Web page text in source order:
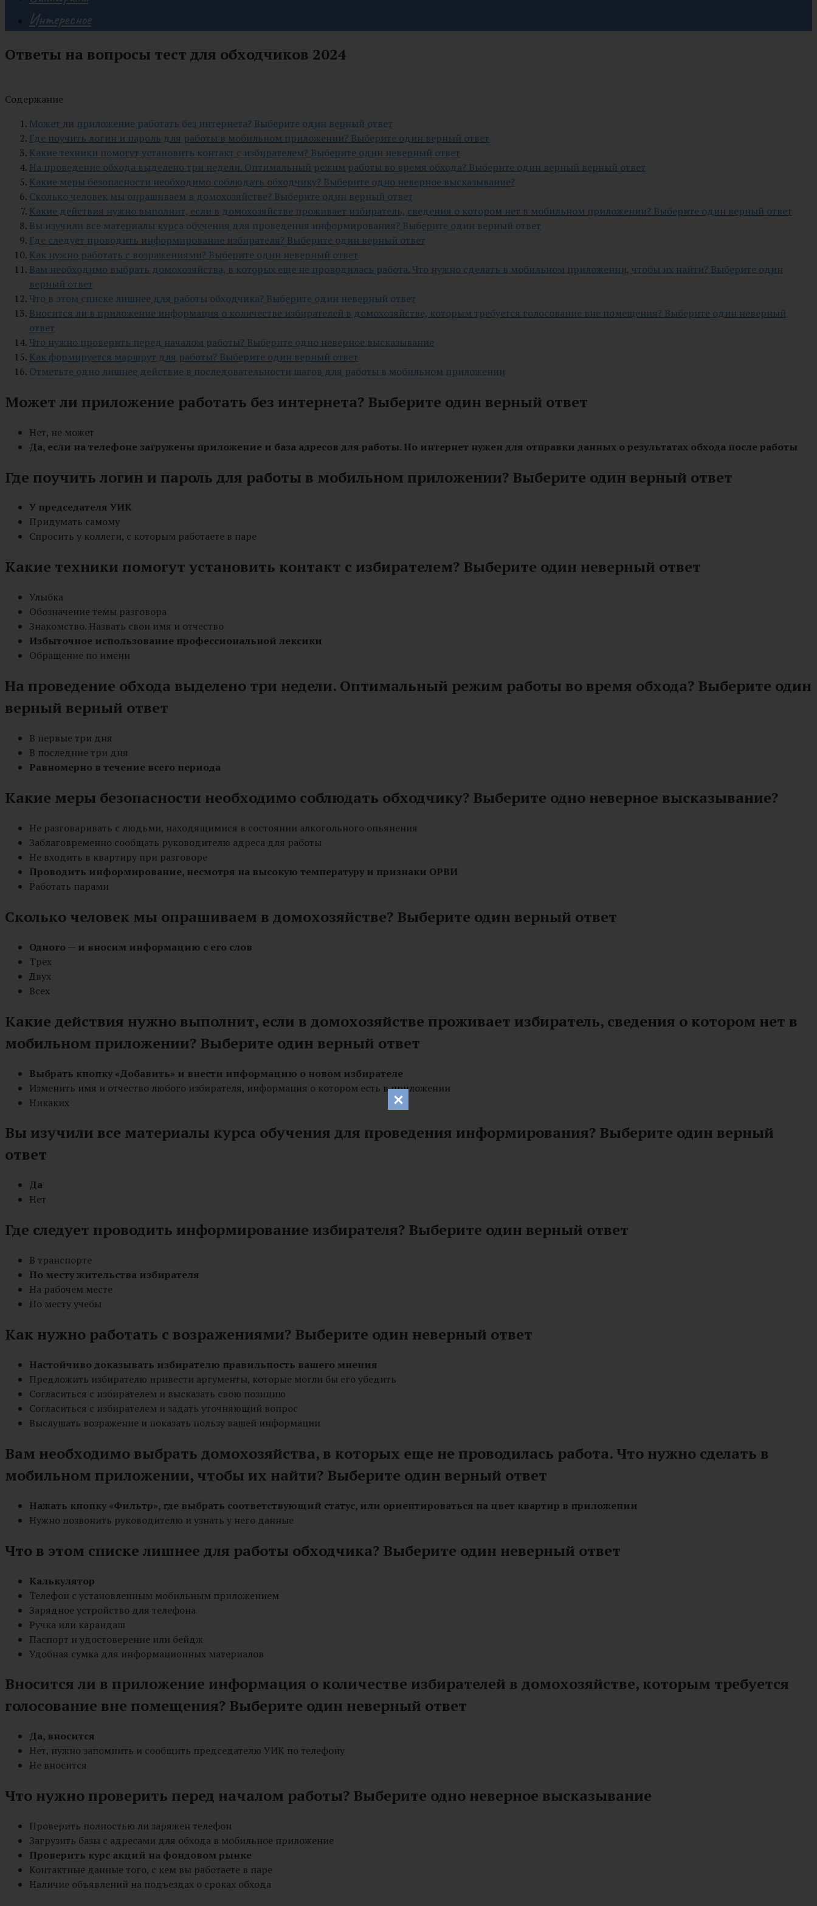
Интересное
Ответы на вопросы тест для обходчиков 2024
Содержание
Может ли приложение работать без интернета? Выберите один верный ответ
Где поучить логин и пароль для работы в мобильном приложении? Выберите один верный ответ
Какие техники помогут установить контакт с избирателем? Выберите один неверный ответ
На проведение обхода выделено три недели. Оптимальный режим работы во время обхода? Выберите один верный верный ответ
Какие меры безопасности необходимо соблюдать обходчику? Выберите одно неверное высказывание?
Сколько человек мы опрашиваем в домохозяйстве? Выберите один верный ответ
Какие действия нужно выполнит, если в домохозяйстве проживает избиратель, сведения о котором нет в мобильном приложении? Выберите один верный ответ
Вы изучили все материалы курса обучения для проведения информирования? Выберите один верный ответ
Где следует проводить информирование избирателя? Выберите один верный ответ
Как нужно работать с возражениями? Выберите один неверный ответ
Вам необходимо выбрать домохозяйства, в которых еще не проводилась работа. Что нужно сделать в мобильном приложении, чтобы их найти? Выберите один
верный ответ
Что в этом списке лишнее для работы обходчика? Выберите один неверный ответ
Вносится ли в приложение информация о количестве избирателей в домохозяйстве, которым требуется голосование вне помещения? Выберите один неверный
ответ
Что нужно проверить перед началом работы? Выберите одно неверное высказывание
Как формируется маршрут для работы? Выберите один верный ответ
Отметьте одно лишнее действие в последовательности шагов для работы в мобильном приложении
Может ли приложение работать без интернета? Выберите один верный ответ
Нет, не может
Да, если на телефоне загружены приложение и база адресов для работы. Но интернет нужен для отправки данных о результатах обхода после работы
Где поучить логин и пароль для работы в мобильном приложении? Выберите один верный ответ
У председателя УИК
Придумать самому
Спросить у коллеги, с которым работаете в паре
Какие техники помогут установить контакт с избирателем? Выберите один неверный ответ
Улыбка
Обозначение темы разговора
Знакомство. Назвать свои имя и отчество
Избыточное использование профессиональной лексики
Обращение по имени
На проведение обхода выделено три недели. Оптимальный режим работы во время обхода? Выберите один
верный верный ответ
В первые три дня
В последние три дня
Равномерно в течение всего периода
Какие меры безопасности необходимо соблюдать обходчику? Выберите одно неверное высказывание?
Не разговаривать с людьми, находящимися в состоянии алкогольного опьянения
Заблаговременно сообщать руководителю адреса для работы
Не входить в квартиру при разговоре
Проводить информирование, несмотря на высокую температуру и признаки ОРВИ
Работать парами
Сколько человек мы опрашиваем в домохозяйстве? Выберите один верный ответ
Одного — и вносим информацию с его слов
Трех
Двух
Всех
Какие действия нужно выполнит, если в домохозяйстве проживает избиратель, сведения о котором нет в
мобильном приложении? Выберите один верный ответ
Выбрать кнопку «Добавить» и внести информацию о новом избирателе
Изменить имя и отчество любого избирателя, информация о котором есть в приложении
Никаких
Вы изучили все материалы курса обучения для проведения информирования? Выберите один верный
ответ
Да
Нет
Где следует проводить информирование избирателя? Выберите один верный ответ
В транспорте
По месту жительства избирателя
На рабочем месте
По месту учебы
Как нужно работать с возражениями? Выберите один неверный ответ
Настойчиво доказывать избирателю правильность вашего мнения
Предложить избирателю привести аргументы, которые могли бы его убедить
Согласиться с избирателем и высказать свою позицию
Согласиться с избирателем и задать уточняющий вопрос
Выслушать возражение и показать пользу вашей информации
Вам необходимо выбрать домохозяйства, в которых еще не проводилась работа. Что нужно сделать в
мобильном приложении, чтобы их найти? Выберите один верный ответ
Нажать кнопку «Фильтр», где выбрать соответствующий статус, или ориентироваться на цвет квартир в приложении
Нужно позвонить руководителю и узнать у него данные
Что в этом списке лишнее для работы обходчика? Выберите один неверный ответ
Калькулятор
Телефон с установленным мобильным приложением
Зарядное устройство для телефона
Ручка или карандаш
Паспорт и удостоверение или бейдж
Удобная сумка для информационных материалов
Вносится ли в приложение информация о количестве избирателей в домохозяйстве, которым требуется
голосование вне помещения? Выберите один неверный ответ
Да, вносится
Нет, нужно запомнить и сообщить председателю УИК по телефону
Не вносится
Что нужно проверить перед началом работы? Выберите одно неверное высказывание
Проверить полностью ли заряжен телефон
Загрузить базы с адресами для обхода в мобильное приложение
Проверить курс акций на фондовом рынке
Контактные данные того, с кем вы работаете в паре
Наличие объявлений на подъездах о сроках обхода